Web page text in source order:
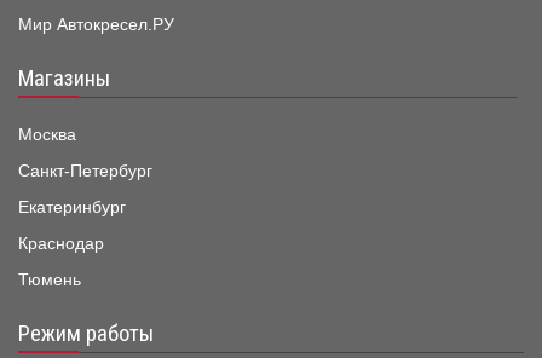
Мир Автокресел.РУ
Магазины
Москва
Санкт-Петербург
Екатеринбург
Краснодар
Тюмень
Режим работы